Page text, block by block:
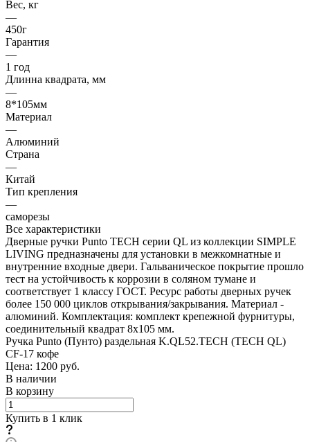
Вес, кг
—
450г
Гарантия
—
1 год
Длинна квадрата, мм
—
8*105мм
Материал
—
Алюминий
Страна
—
Китай
Тип крепления
—
саморезы
Все характеристики
Дверные ручки Punto TECH серии QL из коллекции SIMPLE
LIVING предназначены для установки в межкомнатные и
внутренние входные двери. Гальваническое покрытие прошло
тест на устойчивость к коррозии в соляном тумане и
соответствует 1 классу ГОСТ. Ресурс работы дверных ручек
более 150 000 циклов открывания/закрывания. Материал -
алюминий. Комплектация: комплект крепежной фурнитуры,
соединительный квадрат 8x105 мм.
Ручка Punto (Пунто) раздельная K.QL52.TECH (TECH QL)
CF-17 кофе
Цена: 1200 руб.
В наличии
В корзину
Купить в 1 клик